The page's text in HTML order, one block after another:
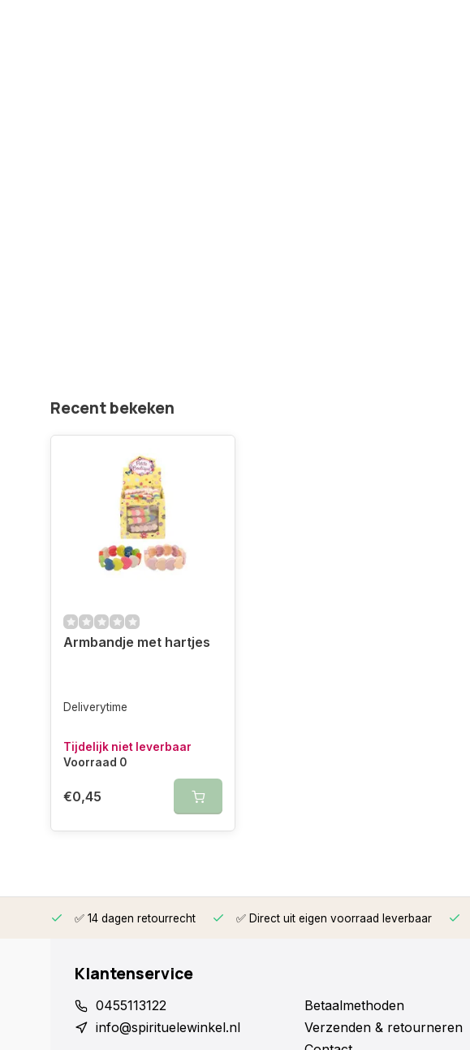
Recent bekeken
Armbandje met hartjes
Deliverytime
Tijdelijk niet leverbaar
Voorraad 0
€0,45
✅ 14 dagen retourrecht ✅ Direct uit eigen voorraad leverbaar
Klantenservice
0455113122
info@spirituelewinkel.nl
Betaalmethoden
Verzenden & retourneren